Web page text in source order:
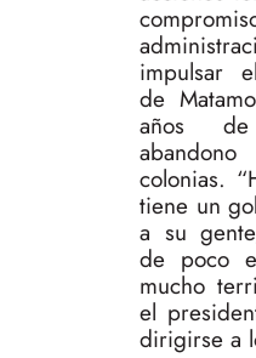
impulsar
de
años
colonias.
tiene un
a su
de poco
mucho
el
dirigirse a